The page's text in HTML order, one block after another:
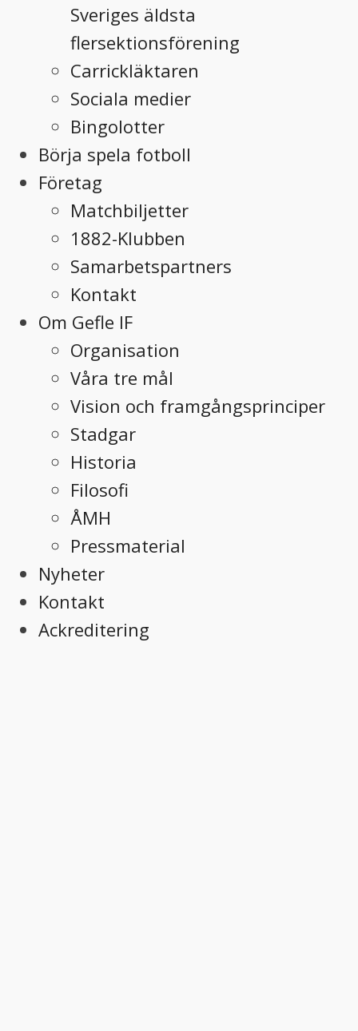
Sveriges äldsta
flersektionsförening
Carrickläktaren
Sociala medier
Bingolotter
Börja spela fotboll
Företag
Matchbiljetter
1882-Klubben
Samarbetspartners
Kontakt
Om Gefle IF
Organisation
Våra tre mål
Vision och framgångsprinciper
Stadgar
Historia
Filosofi
ÅMH
Pressmaterial
Nyheter
Kontakt
Ackreditering